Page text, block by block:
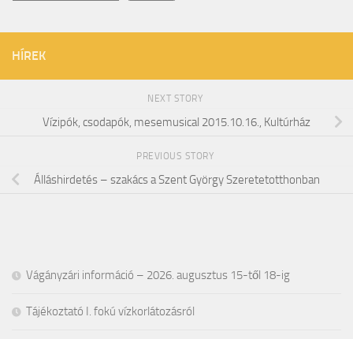
HÍREK
NEXT STORY
Vízipók, csodapók, mesemusical 2015.10.16., Kultúrház
PREVIOUS STORY
Álláshirdetés – szakács a Szent György Szeretetotthonban
Vágányzári információ – 2026. augusztus 15-től 18-ig
Tájékoztató I. fokú vízkorlátozásról